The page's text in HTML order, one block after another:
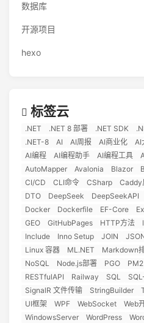
数据库
开源项目
hexo
标签云
.NET .NET 8 部署 .NET SDK
.NET-8
AI AI周报 AI商业化 AI
AI编程
AI编程助手 AI编程工具
AutoMapper
Avalonia Blazor
CI/CD
CLI命令 CSharp Caddy
DTO
DeepSeek DeepSeekAPI
Docker
Dockerfile EF-Core
GEO
GitHubPages HTTP方法
Include
Inno Setup JOIN
Linux 容器
ML.NET Markdown
NoSQL
Node.js部署 PGO PM2
RESTfulAPI
Railway SQL
SignalR 文件传输
StringBuilder
UI框架
WPF WebSocket Web
WindowsServer
WordPress